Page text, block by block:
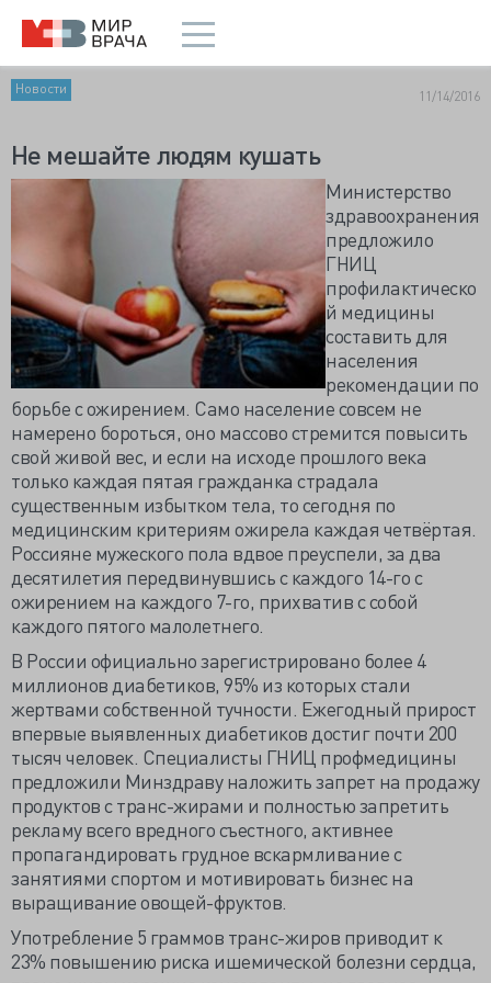
Новости 11/14/2016
Не мешайте людям кушать
Министерство
здравоохранения
предложило
ГНИЦ
профилактическо
й медицины
составить для
населения
рекомендации по
борьбе с ожирением. Само население совсем не
намерено бороться, оно массово стремится повысить
свой живой вес, и если на исходе прошлого века
только каждая пятая гражданка страдала
существенным избытком тела, то сегодня по
медицинским критериям ожирела каждая четвёртая.
Россияне мужеского пола вдвое преуспели, за два
десятилетия передвинувшись с каждого 14-го с
ожирением на каждого 7-го, прихватив с собой
каждого пятого малолетнего.
В России официально зарегистрировано более 4
миллионов диабетиков, 95% из которых стали
жертвами собственной тучности. Ежегодный прирост
впервые выявленных диабетиков достиг почти 200
тысяч человек. Специалисты ГНИЦ профмедицины
предложили Минздраву наложить запрет на продажу
продуктов с транс-жирами и полностью запретить
рекламу всего вредного съестного, активнее
пропагандировать грудное вскармливание с
занятиями спортом и мотивировать бизнес на
выращивание овощей-фруктов.
Употребление 5 граммов транс-жиров приводит к
23% повышению риска ишемической болезни сердца,